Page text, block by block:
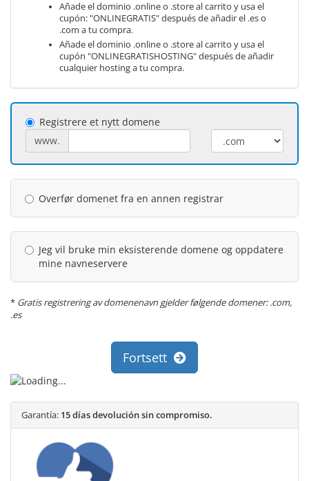
Añade el dominio .online o .store al carrito y usa el
cupón: "ONLINEGRATIS" después de añadir el .es o
.com a tu compra.
Añade el dominio .online o .store al carrito y usa el
cupón "ONLINEGRATISHOSTING" después de añadir
cualquier hosting a tu compra.
Registrere et nytt domene
www.
Overfør domenet fra en annen registrar
Jeg vil bruke min eksisterende domene og oppdatere
mine navneservere
* Gratis registrering av domenenavn gjelder følgende domener: .com,
.es
Fortsett
Garantía: 15 días devolución sin compromiso.